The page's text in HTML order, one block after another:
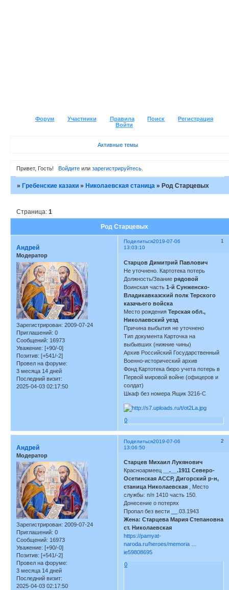
Форум Участники Правила Поиск
Регистрация
Войти
Активные темы
Привет, Гость! Войдитеили зарегистрируйтесь.
»Гребенские казаки »Николаевская станица »Род Старцевых
Род Старцевых
Страница:1
Поделиться 1
2019-07-06
13:03:10
Андрей
Модератор
Зарегистрирован: 2009-07-24
Приглашений: 0
Сообщений: 16973
Уважение: [+90/-0]
Позитив: [+541/-2]
Провел на форуме:
3 месяца 14 дней
Последний визит:
2025-04-03 02:17:50
Старцов Димитрий Павлович
Не уточнено. Картотека потерь
Должность/Званиерядовой
Воинская часть1-й Сунженско-
Владикавказский полк Терского
казачьего войска
Место рожденияТерская обл.,
Николаевский уезд
Причина выбытия не уточнено
Тип документа Карточка на
выбывших (нижние чины)
Архив Российский Государственный
Военно-исторический архив
Фонд Картотека бюро учета потерь в
Первой мировой войне (офицеров и
солдат)
Шкаф без номера Ящик 3216-С
0
Поделиться 2
2019-07-06
13:06:50
Андрей
Модератор
Зарегистрирован: 2009-07-24
Приглашений: 0
Сообщений: 16973
Уважение: [+90/-0]
Позитив: [+541/-2]
Провел на форуме:
3 месяца 14 дней
Последний визит:
2025-04-03 02:17:50
Старцев Михаил Лукянович
Красноармеец
__.__.1911 Северо-
Осетинская АССР, Дигорский р-н,
станица Николаевская , Место
службы: п/п 1410 часть 150.
Донесение о потерях
Пропал без вести __.03.1943
Жена: Старцева Мария Степановна
ст. Николаевская
https://pamyat-
naroda.ru/heroes/memoria …
ie59808695
0